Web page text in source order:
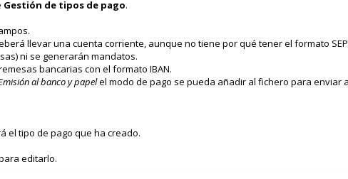
Gestión de tipos de pago.
llevar una cuenta corriente, aunque no tiene por qué tener el formato
ni se generarán mandatos.
bancarias con el formato IBAN.
al banco y papelel modo de pago se pueda añadir al fichero para enviar
el tipo de pago que ha creado.
editarlo.